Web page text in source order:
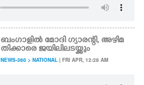
ബംഗാളിൽ മോദി ഗ്യാരന്റി, അഴിമ
തിക്കാരെ ജയിലിലടയ്ക്കും
NEWS-360 > NATIONAL | FRI APR, 12:28 AM